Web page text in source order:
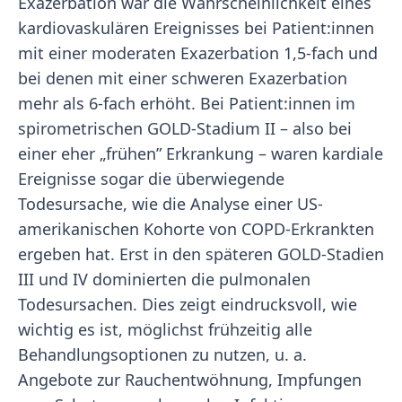
kardiovaskulären Ereignisses bei Patient:innen
mit einer moderaten Exazerbation 1,5-fach und
bei denen mit einer schweren Exazerbation
mehr als 6-fach erhöht. Bei Patient:innen im
spirometrischen GOLD-Stadium II – also bei
einer eher „frühen” Erkrankung – waren kardiale
Ereignisse sogar die überwiegende
Todesursache, wie die Analyse einer US-
amerikanischen Kohorte von COPD-Erkrankten
ergeben hat. Erst in den späteren GOLD-Stadien
III und IV dominierten die pulmonalen
Todesursachen. Dies zeigt eindrucksvoll, wie
wichtig es ist, möglichst frühzeitig alle
Behandlungsoptionen zu nutzen, u. a.
Angebote zur Rauchentwöhnung, Impfungen